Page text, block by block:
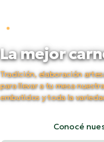
PRODUCTORES DESDE
La mejor
Tradición, elaboración
para llevar a tu mesa
embutidos y toda la
Conocé